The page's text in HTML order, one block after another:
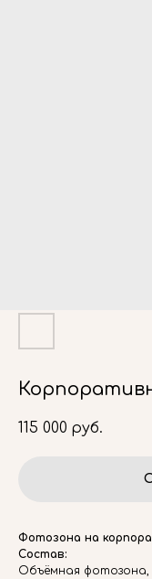
115 000 руб.
Фотозона на
Состав:
Объёмная